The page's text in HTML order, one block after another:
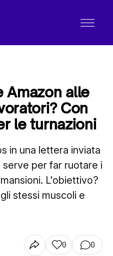
Amazon alle
Con
le turnazioni
in una lettera inviata
serve per far ruotare i
L'obiettivo?
stessi muscoli e
0 0